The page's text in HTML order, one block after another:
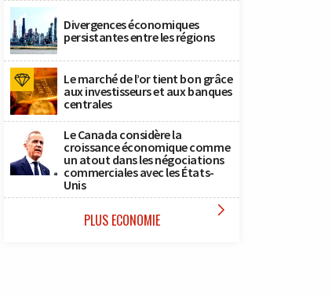
Divergences économiques
persistantes entre les régions
Le marché de l’or tient bon grâce
aux investisseurs et aux banques
centrales
Le Canada considère la
croissance économique comme
un atout dans les négociations
commerciales avec les États-
Unis
PLUS ECONOMIE 